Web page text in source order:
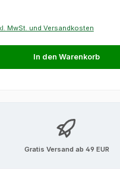
Preis:
MwSt. und Versandkosten
In den Warenkorb
Gratis Versand ab 49 EUR